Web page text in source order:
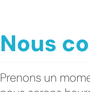
Nous
Prenons un